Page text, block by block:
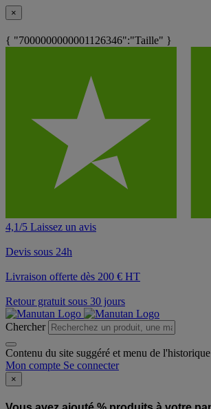
×
{ "7000000000001126346":"Taille" }
4,1/5 Laissez un avis
Devis sous 24h
Livraison offerte dès 200 € HT
Retour gratuit sous 30 jours
Chercher
Contenu du site suggéré et menu de l'historique
Mon compte Se connecter
×